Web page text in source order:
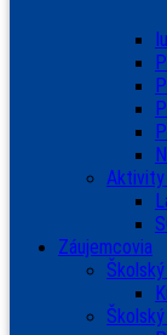
Záujemcovia